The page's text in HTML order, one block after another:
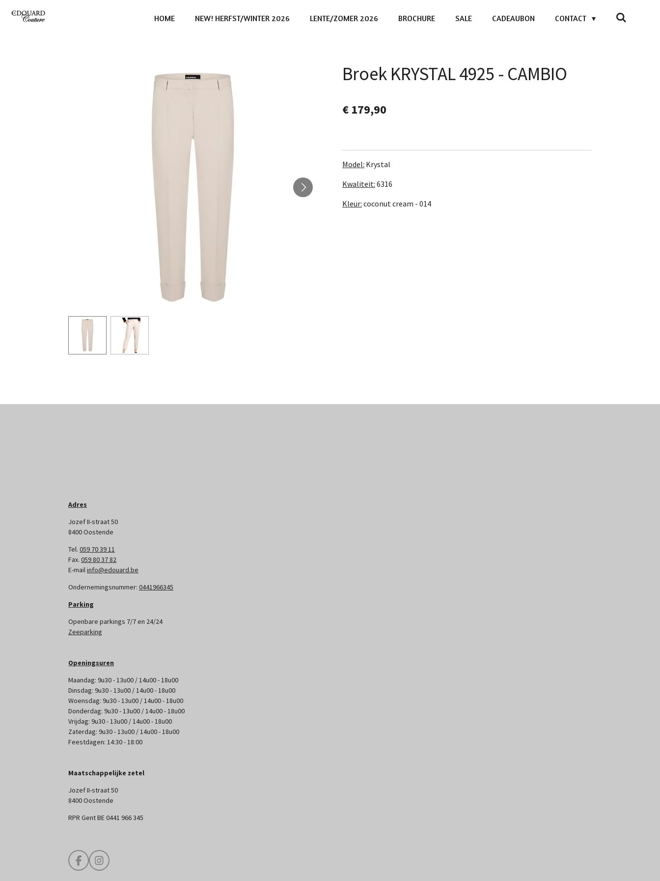
Ga
direct
HOME NEW! HERFST/WINTER 2026 LENTE/ZOMER 2026 BROCHURE SALE CADEAUBON CONTACT
Broek KRYSTAL 4925 - CAMBIO
€ 179,90
Model: Krystal
Kwaliteit: 6316
Kleur: coconut cream - 014
Adres
Jozef II-straat 50
8400 Oostende
Tel. 059 70 39 11
Fax. 059 80 37 82
E-mailinfo@edouard.be
Ondernemingsnummer: 0441966345
Parking
Openbare parkings 7/7 en 24/24
Zeeparking
Openingsuren
Maandag: 9u30 - 13u00 / 14u00 - 18u00
Dinsdag: 9u30 - 13u00 / 14u00 - 18u00
Woensdag: 9u30 - 13u00 / 14u00 - 18u00
Donderdag: 9u30 - 13u00 / 14u00 - 18u00
Vrijdag: 9u30 - 13u00 / 14u00 - 18u00
Zaterdag: 9u30 - 13u00 / 14u00 - 18u00
Feestdagen: 14:30 - 18:00
Maatschappelijke zetel
Jozef II-straat 50
8400 Oostende
RPR Gent BE 0441 966 345
F
a
I
n